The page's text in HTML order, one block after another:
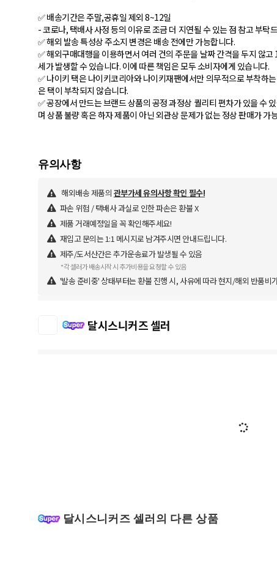
✅ 배송기간은 주말,공휴일 제외 8~12일
- 코로나, 택배사 사정 등의 이유로 조금 더 지연될 수 있는 점 참고 부탁
✅ 해외 발송 특성상 주소지 변경은 배송 전에만 가능합니다.
✅ 해외구매대행을 이용하면서 여러 건의 주문을 날짜 간격을 두지 않
세가 발생할 수 있습니다. 이에 따른 책임은 모두 소비자에게 있습니다.
✅ 나이키 택은 나이키코리아와 나이키재팬에서만 의무적으로 부착하
은 택이 부착되지 않습니다.
✅ 공장에서 만드는 브랜드 상품의 공정 과정상 퀄리티 편차가 있을 수
며 상품 불량 혹은 하자 제품이 아닌 외관상 문제가 없는 정상 판매가 가
유의사항
해외배송 제품의 관부가세 유의사항 확인 필수!
파손 위험 / 택배사 과실로 인한 파손은 환불 X
제품 거래예정일을 꼭 확인해주세요!
재입고 문의는 1:1 메시지로 남겨주시면 안내드립니다.
제주/도서산간은 추가운송료가 발생될 수 있음
*각 셀러가 배송시작 시 추가비용을 요청할 수 있음
'발송 준비중' 상태부터는 환불 진행 시, 사유에 따라 현지/해외 반품비
달시스니커즈 셀러
달시스니커즈 셀러의 다른 상품